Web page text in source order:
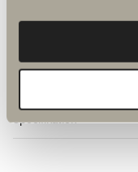
Specifikation